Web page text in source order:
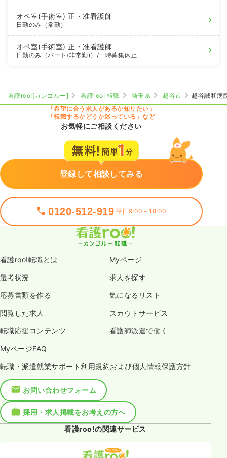
オペ室(手術室)正・准看護師
日勤のみ（常勤）
オペ室(手術室)正・准看護師
日勤のみ（パート(非常勤)） /一時募集休止
看護roo![カンゴルー] 看護roo! 転職 埼玉県 越谷市
越谷誠和病
「希望に合う求人があるか知りたい」
「転職するかどうか迷っている」など
お気軽にご相談ください
登録して相談してみる
0120-512-919 平日9:00～18:00
看護roo!転職とは Myページ
選考状況 求人を探す
応募書類を作る 気になるリスト
閲覧した求人 スカウトサービス
転職応援コンテンツ 看護師派遣で働く
MyページFAQ
転職・派遣就業サポート利用規約および個人情報保護方針
お問い合わせフォーム
採用・求人掲載をお考えの方へ
看護roo!の関連サービス